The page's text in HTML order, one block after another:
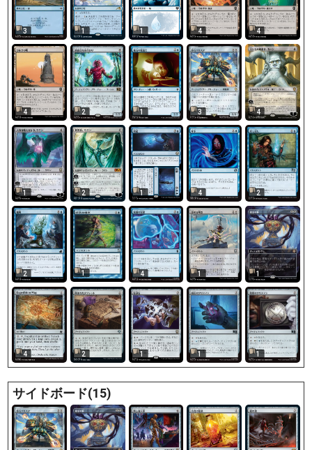
3 1 1 4 4
4 2 1 3 4
1 2 1 4 2
2 1 4 1 1
4 2 1 1 1
サイドボード(15)